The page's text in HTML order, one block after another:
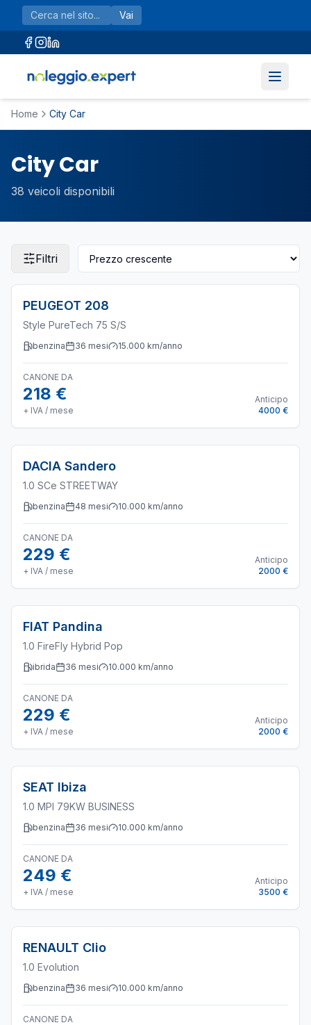
Vai al contenuto principale
Vai
Home City Car
City Car
38 veicoli disponibili
Filtri
PEUGEOT 208
Style PureTech 75 S/S
benzina 36 mesi 15.000 km/anno
CANONE DA
218 €
+ IVA / mese
Anticipo
4000 €
DACIA Sandero
1.0 SCe STREETWAY
benzina 48 mesi 10.000 km/anno
CANONE DA
229 €
+ IVA / mese
Anticipo
2000 €
FIAT Pandina
1.0 FireFly Hybrid Pop
ibrida 36 mesi 10.000 km/anno
CANONE DA
229 €
+ IVA / mese
Anticipo
2000 €
SEAT Ibiza
1.0 MPI 79KW BUSINESS
benzina 36 mesi 10.000 km/anno
CANONE DA
249 €
+ IVA / mese
Anticipo
3500 €
RENAULT Clio
1.0 Evolution
benzina 36 mesi 10.000 km/anno
CANONE DA